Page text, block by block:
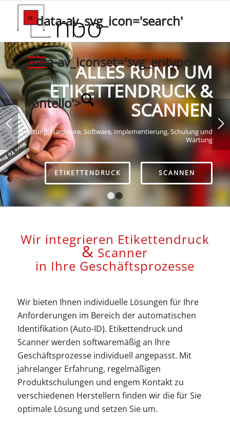
" data-av_svg_icon='search'
data-av_iconset='svg_entypo-
fontello'>
ALLES RUND UM
ETIKETTENDRUCK &
SCANNEN
Beratung, Hardware, Software, Implementierung, Schulung und
Wartung
ETIKETTENDRUCK SCANNEN
Wir integrieren Etikettendruck
& Scanner
in Ihre Geschäftsprozesse
Wir bieten Ihnen individuelle Lösungen für Ihre
Anforderungen im Bereich der automatischen
Identifikation (Auto-ID). Etikettendruck und
Scanner werden softwaremäßig an Ihre
Geschäftsprozesse individuell angepasst. Mit
jahrelanger Erfahrung, regelmäßigen
Produktschulungen und engem Kontakt zu
verschiedenen Herstellern finden wir die für Sie
optimale Lösung und setzen Sie um.